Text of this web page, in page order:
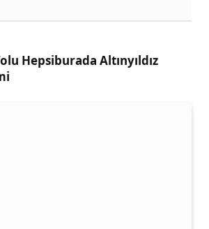
Hepsiburada Altınyıldız